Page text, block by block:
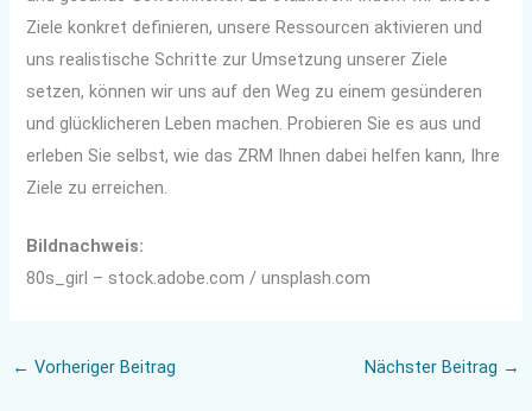
Ziele konkret definieren, unsere Ressourcen aktivieren und
uns realistische Schritte zur Umsetzung unserer Ziele
setzen, können wir uns auf den Weg zu einem gesünderen
und glücklicheren Leben machen. Probieren Sie es aus und
erleben Sie selbst, wie das ZRM Ihnen dabei helfen kann, Ihre
Ziele zu erreichen.
Bildnachweis:
80s_girl – stock.adobe.com / unsplash.com
← Vorheriger Beitrag Nächster Beitrag →